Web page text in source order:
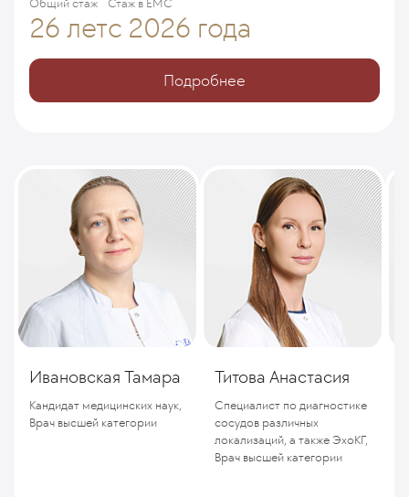
Ивановская Тамара
Кандидат медицинских наук,
Врач высшей категории
Титова Анастасия
Специалист по диагностике
сосудов различных
локализаций, а также ЭхоКГ,
Врач высшей категории
Общий стаж
26 лет
Стаж в ЕМС
с 2026 года
Подробнее